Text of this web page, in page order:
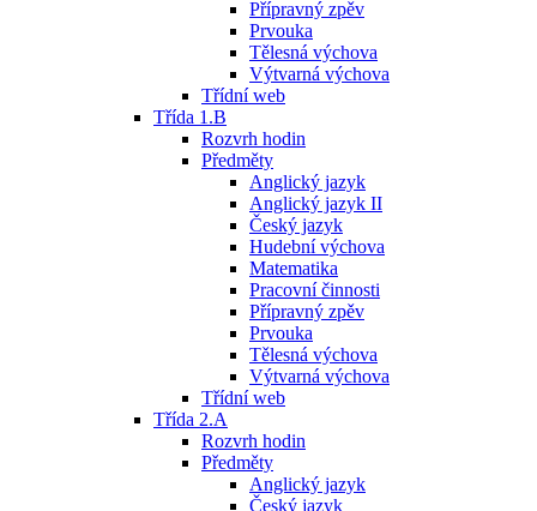
Přípravný zpěv
Prvouka
Tělesná výchova
Výtvarná výchova
Třídní web
Třída 1.B
Rozvrh hodin
Předměty
Anglický jazyk
Anglický jazyk II
Český jazyk
Hudební výchova
Matematika
Pracovní činnosti
Přípravný zpěv
Prvouka
Tělesná výchova
Výtvarná výchova
Třídní web
Třída 2.A
Rozvrh hodin
Předměty
Anglický jazyk
Český jazyk